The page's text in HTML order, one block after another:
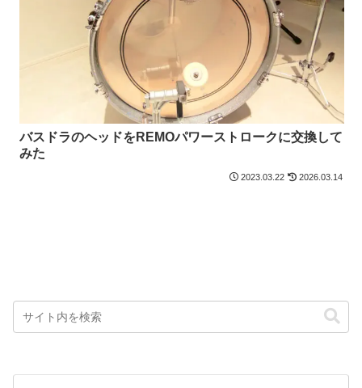
バスドラのヘッドをREMOパワーストロークに交換して
みた
2023.03.22 2026.03.14